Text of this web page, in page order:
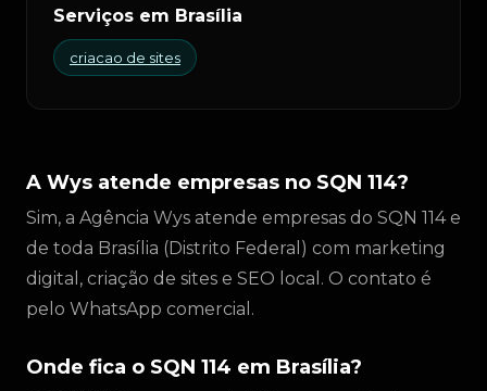
Serviços em Brasília
criacao de sites
A Wys atende empresas no SQN 114?
Sim, a Agência Wys atende empresas do SQN 114 e
de toda Brasília (Distrito Federal) com marketing
digital, criação de sites e SEO local. O contato é
pelo WhatsApp comercial.
Onde fica o SQN 114 em Brasília?